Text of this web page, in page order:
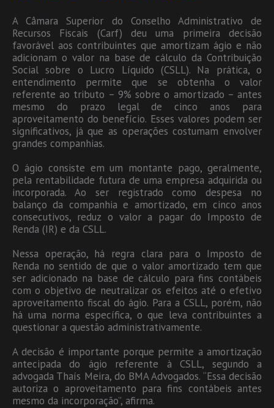
A Câmara Superior do Conselho Administrativo de
Recursos Fiscais (Carf) deu uma primeira decisão
favorável aos contribuintes que amortizam ágio e não
adicionam o valor na base de cálculo da Contribuição
Social sobre o Lucro Líquido (CSLL). Na prática, o
entendimento permite que se obtenha o valor
referente ao tributo – 9% sobre o amortizado – antes
mesmo do prazo legal de cinco anos para
aproveitamento do benefício. Esses valores podem ser
significativos, já que as operações costumam envolver
grandes companhias.
O ágio consiste em um montante pago, geralmente,
pela rentabilidade futura de uma empresa adquirida ou
incorporada. Ao ser registrado como despesa no
balanço da companhia e amortizado, em cinco anos
consecutivos, reduz o valor a pagar do Imposto de
Renda (IR) e da CSLL.
Nessa operação, há regra clara para o Imposto de
Renda no sentido de que o valor amortizado tem que
ser adicionado na base de cálculo para fins contábeis
com o objetivo de neutralizar os efeitos até o efetivo
aproveitamento fiscal do ágio. Para a CSLL, porém, não
há uma norma específica, o que leva contribuintes a
questionar a questão administrativamente.
A decisão é importante porque permite a amortização
antecipada do ágio referente à CSLL, segundo a
advogada Thaís Meira, do BMA Advogados. “Essa decisão
autoriza o aproveitamento para fins contábeis antes
mesmo da incorporação”, afirma.